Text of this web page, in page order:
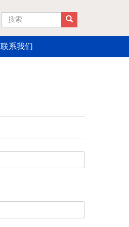
搜索
联系我们